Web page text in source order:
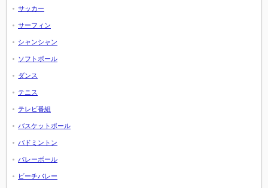
サッカー
サーフィン
シャンシャン
ソフトボール
ダンス
テニス
テレビ番組
バスケットボール
バドミントン
バレーボール
ビーチバレー